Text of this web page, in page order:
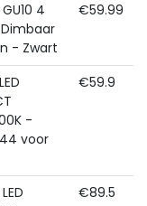
4
- Zwart
€59.99
-
voor
€59.9
€89.5